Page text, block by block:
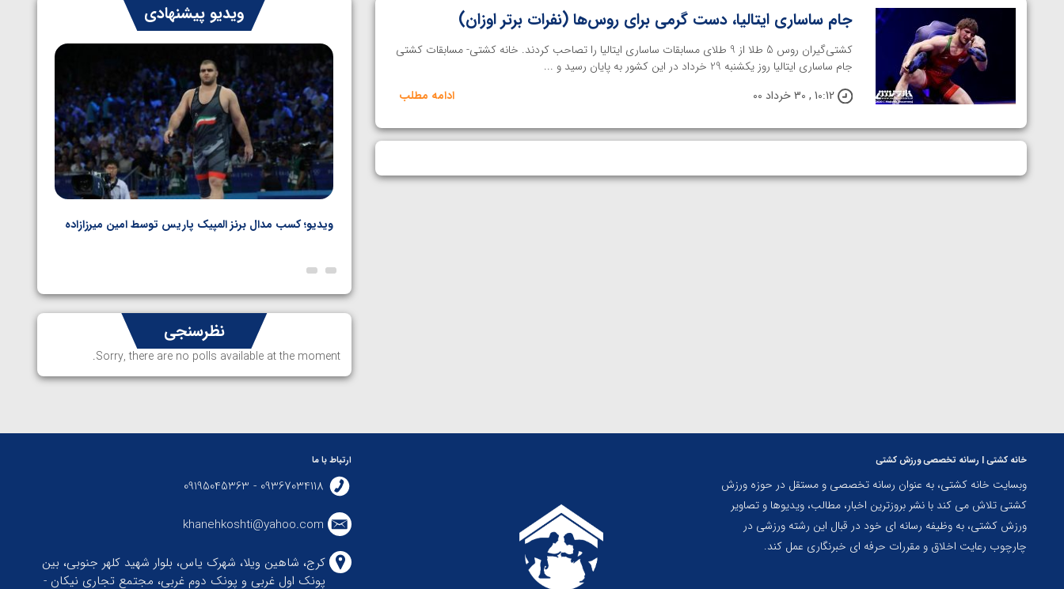
جام ساساری ایتالیا، دست گرمی برای روس‌ها (نفرات برتر اوزان)
کشتی‌گیران روس 5 طلا از 9 طلای مسابقات ساساری ایتالیا را تصاحب کردند. خانه کشتی- مسابقات کشتی
جام ساساری ایتالیا روز یکشنبه 29 خرداد در این کشور به پایان رسید و ...
10:12 , 30 خرداد 00
ادامه مطلب
ویدیو پیشنهادی
ویدیو؛ کسب مدال برنز المپیک پاریس توسط امین میرزازاده
ویدیو؛ باخت امین کاویانی نژاد مقابل مالخاز آمویان از
نظرسنجی
Sorry, there are no polls available at the moment.
خانه کشتی | رسانه تخصصی ورزش کشتی
وبسایت خانه کشتی، به عنوان رسانه تخصصی و مستقل در حوزه ورزش
کشتی تلاش می کند با نشر بروزترین اخبار، مطالب، ویدیوها و تصاویر
ورزش کشتی، به وظیفه رسانه ای خود در قبال این رشته ورزشی در
چارچوب رعایت اخلاق و مقررات حرفه ای خبرنگاری عمل کند.
ارتباط با ما
09367034118 - 09195045363
khanehkoshti@yahoo.com
کرج، شاهین ویلا، شهرک یاس، بلوار شهید کلهر جنوبی، بین
پونک اول غربی و پونک دوم غربی، مجتمع تجاری نیکان -